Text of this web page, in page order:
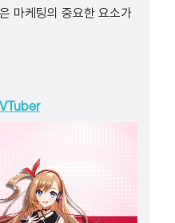
마케팅의 중요한 요소가